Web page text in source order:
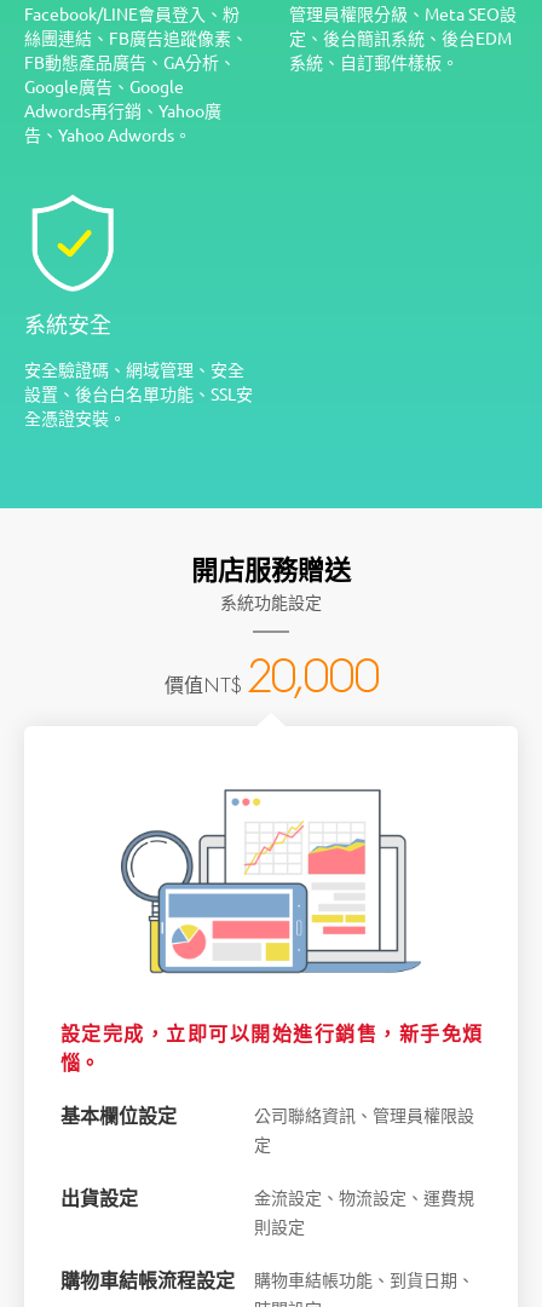
Facebook/LINE會員登入、粉
絲團連結、FB廣告追蹤像素、
FB動態產品廣告、GA分析、
Google廣告、Google
Adwords再行銷、Yahoo廣
告、Yahoo Adwords。
管理員權限分級、Meta SEO設
定、後台簡訊系統、後台EDM
系統、自訂郵件樣板。
系統安全
安全驗證碼、網域管理、安全
設置、後台白名單功能、SSL安
全憑證安裝。
開店服務贈送
系統功能設定
價值NT$ 20,000
設定完成，立即可以開始進行銷售，新手免煩
惱。
基本欄位設定
公司聯絡資訊、管理員權限設
定
出貨設定
金流設定、物流設定、運費規
則設定
購物車結帳流程設定
購物車結帳功能、到貨日期、